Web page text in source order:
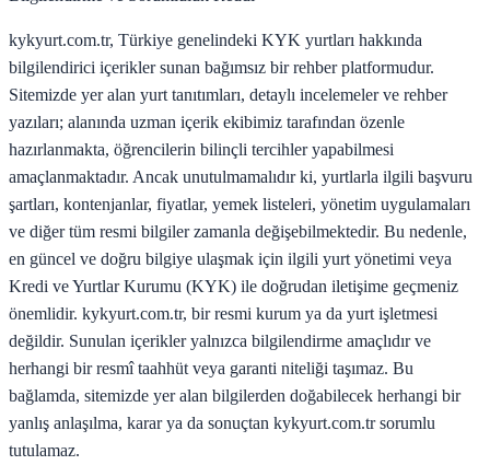
kykyurt.com.tr, Türkiye genelindeki KYK yurtları hakkında
bilgilendirici içerikler sunan bağımsız bir rehber platformudur.
Sitemizde yer alan yurt tanıtımları, detaylı incelemeler ve rehber
yazıları; alanında uzman içerik ekibimiz tarafından özenle
hazırlanmakta, öğrencilerin bilinçli tercihler yapabilmesi
amaçlanmaktadır. Ancak unutulmamalıdır ki, yurtlarla ilgili başvuru
şartları, kontenjanlar, fiyatlar, yemek listeleri, yönetim uygulamaları
ve diğer tüm resmi bilgiler zamanla değişebilmektedir. Bu nedenle,
en güncel ve doğru bilgiye ulaşmak için ilgili yurt yönetimi veya
Kredi ve Yurtlar Kurumu (KYK) ile doğrudan iletişime geçmeniz
önemlidir. kykyurt.com.tr, bir resmi kurum ya da yurt işletmesi
değildir. Sunulan içerikler yalnızca bilgilendirme amaçlıdır ve
herhangi bir resmî taahhüt veya garanti niteliği taşımaz. Bu
bağlamda, sitemizde yer alan bilgilerden doğabilecek herhangi bir
yanlış anlaşılma, karar ya da sonuçtan kykyurt.com.tr sorumlu
tutulamaz.